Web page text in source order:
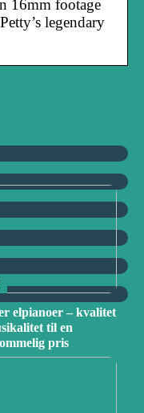
16mm footage
legendary
elpianoer – kvalitet
til en
pris